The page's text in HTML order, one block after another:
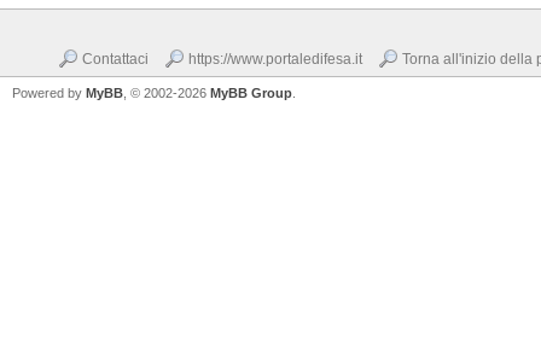
Contattaci https://www.portaledifesa.it Torna all'inizio della
Powered by MyBB , © 2002-2026 MyBB Group